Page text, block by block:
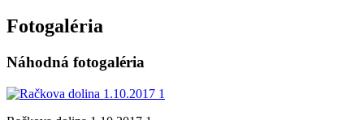
Fotogaléria
Náhodná fotogaléria